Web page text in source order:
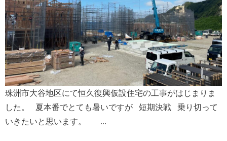
珠洲市大谷地区にて恒久復興仮設住宅の工事がはじまりま
した。 夏本番でとても暑いですが 短期決戦 乗り切って
いきたいと思います。 ...